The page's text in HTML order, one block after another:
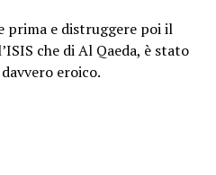
e distruggere poi il
che di Al Qaeda, è stato
eroico.